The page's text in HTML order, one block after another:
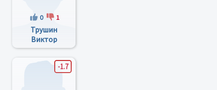
0 1
Трушин
Виктор
Александрович
-1.7